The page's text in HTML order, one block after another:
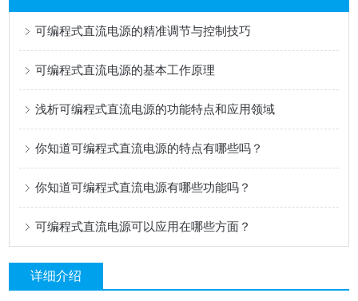
可编程式直流电源的精准调节与控制技巧
可编程式直流电源的基本工作原理
浅析可编程式直流电源的功能特点和应用领域
你知道可编程式直流电源的特点有哪些吗？
你知道可编程式直流电源有哪些功能吗？
可编程式直流电源可以应用在哪些方面？
详细介绍